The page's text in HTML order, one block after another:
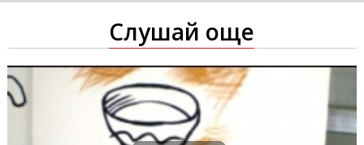
Слушай още